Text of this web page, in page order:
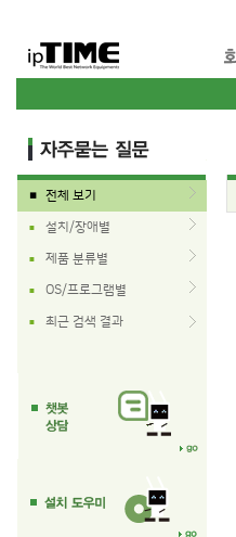
■ 전체 보기
■ 설치/장애별
■ 제품 분류별
■ OS/프로그램별
■ 최근 검색 결과